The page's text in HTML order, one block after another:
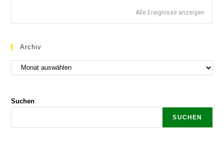
Alle Ereignisse anzeigen
Archiv
Suchen
SUCHEN